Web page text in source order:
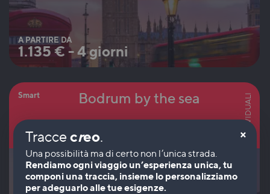
A PARTIRE DA
1.135 € -4 giorni
Smart
Turchia
Bodrum by the sea INDIVIDUALI
Traccecreo. ×
Rendiamo ogni viaggio un’esperienza unica, tu
componi una traccia, insieme lo personalizziamo
per adeguarlo alle tue esigenze.